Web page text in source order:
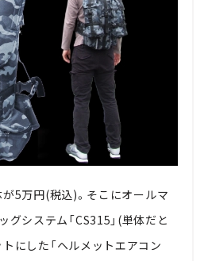
5万円(税込)。そこにオールマ
グシステム「CS315」(単体だと
にした「ヘルメットエアコン